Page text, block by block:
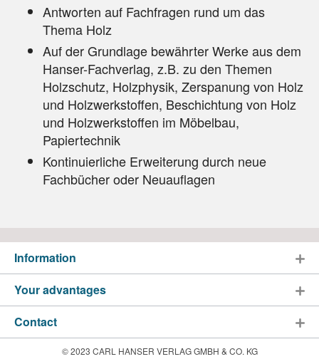
Antworten auf Fachfragen rund um das
Thema Holz
Auf der Grundlage bewährter Werke aus dem
Hanser-Fachverlag, z.B. zu den Themen
Holzschutz, Holzphysik, Zerspanung von Holz
und Holzwerkstoffen, Beschichtung von Holz
und Holzwerkstoffen im Möbelbau,
Papiertechnik
Kontinuierliche Erweiterung durch neue
Fachbücher oder Neuauflagen
Information
Your advantages
Contact
© 2023 CARL HANSER VERLAG GMBH & CO. KG